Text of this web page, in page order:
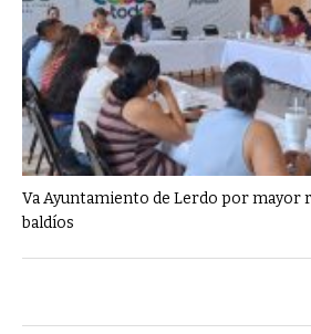
Va Ayuntamiento de Lerdo por mayor
baldíos